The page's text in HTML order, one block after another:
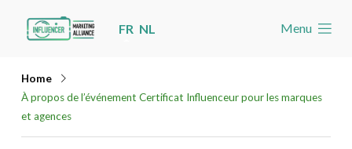
Jump
to
navigation
Jump
FR NL Menu
Home
À propos de l’événement Certificat Influenceur pour les marques
et agences
Les nouvelles